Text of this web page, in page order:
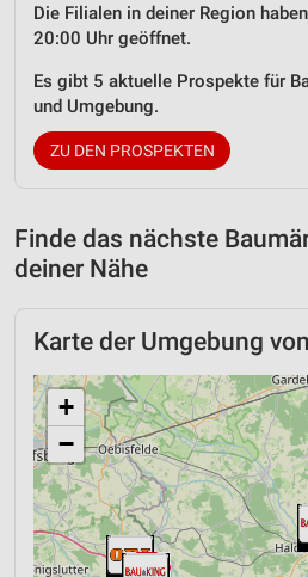
Die Filialen in deiner Region
20:00 Uhr geöffnet.
Es gibt 5 aktuelle Prospekte für
und Umgebung.
ZU DEN PROSPEKTEN
Finde das nächste
deiner Nähe
Karte der Umgebung
+
−